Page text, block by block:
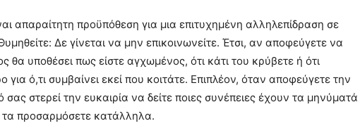
απαραίτητη προϋπόθεση για μια επιτυχημένη αλληλεπίδραση σε
Δε γίνεται να μην επικοινωνείτε. Έτσι, αν αποφεύγετε να
θα υποθέσει πως είστε αγχωμένος, ότι κάτι του κρύβετε ή ότι
για ό,τι συμβαίνει εκεί που κοιτάτε. Επιπλέον, όταν αποφεύγετε την
στερεί την ευκαιρία να δείτε ποιες συνέπειες έχουν τα μηνύματά
προσαρμόσετε κατάλληλα.